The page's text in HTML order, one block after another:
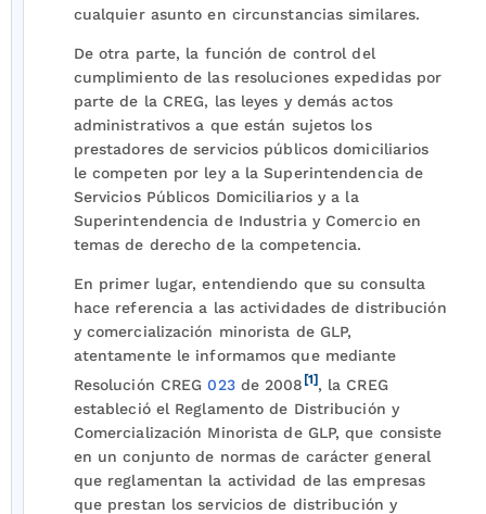
cualquier asunto en circunstancias similares.
De otra parte, la función de control del
cumplimiento de las resoluciones expedidas por
parte de la CREG, las leyes y demás actos
administrativos a que están sujetos los
prestadores de servicios públicos domiciliarios
le competen por ley a la Superintendencia de
Servicios Públicos Domiciliarios y a la
Superintendencia de Industria y Comercio en
temas de derecho de la competencia.
En primer lugar, entendiendo que su consulta
hace referencia a las actividades de distribución
y comercialización minorista de GLP,
atentamente le informamos que mediante
Resolución CREG023de 2008 [1], la CREG
estableció el Reglamento de Distribución y
Comercialización Minorista de GLP, que consiste
en un conjunto de normas de carácter general
que reglamentan la actividad de las empresas
que prestan los servicios de distribución y